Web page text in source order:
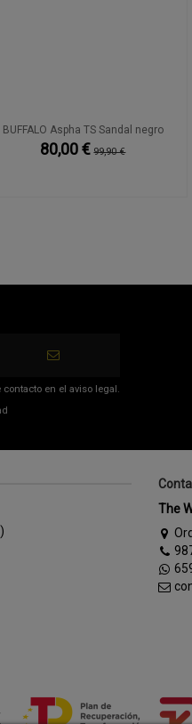
BUFFALO Aspha TS Sandal negro
80,00 € 99,90 €
en el aviso legal.
The